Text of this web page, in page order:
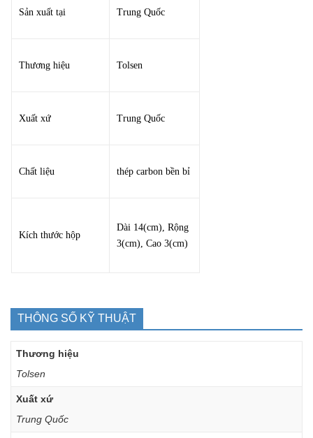
Sản xuất tại Trung Quốc
Thương hiệu Tolsen
Xuất xứ Trung Quốc
Chất liệu thép carbon bền bỉ
Kích thước hộp
Dài 14(cm), Rộng
3(cm), Cao 3(cm)
THÔNG SỐ KỸ THUẬT
Thương hiệu
Tolsen
Xuất xứ
Trung Quốc